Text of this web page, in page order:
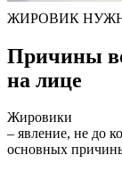
ЖИРОВИК
Причины
на лице
Жировики
– явление, не до
основных